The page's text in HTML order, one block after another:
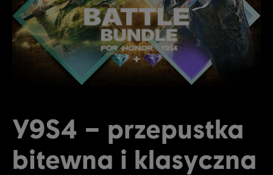
NOWY SEZON
ZASOBY
Y9S4 – przepustka
bitewna i klasyczna